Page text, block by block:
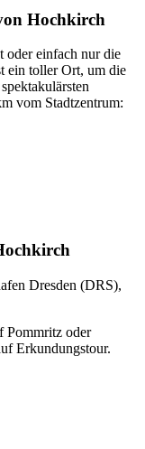
Hochkirch
oder einfach nur die
ein toller Ort, um die
vom Stadtzentrum:
Dresden (DRS),
Pommritz oder
Erkundungstour.